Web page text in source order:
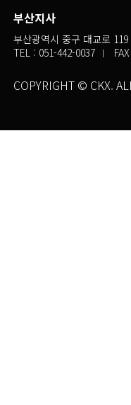
부산지사
부산광역시 중구 대교로
TEL : 051-442-0037
COPYRIGHT © CKX.